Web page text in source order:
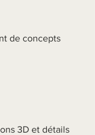
de concepts
3D et détails